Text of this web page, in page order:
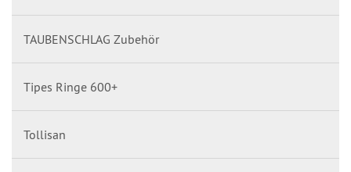
TAUBENSCHLAG Zubehör
Tipes Ringe 600+
Tollisan